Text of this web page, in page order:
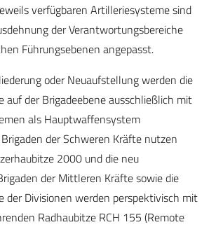
verfügbaren Artilleriesysteme sind
der Verantwortungsbereiche
Führungsebenen angepasst.
oder Neuaufstellung werden die
auf der Brigadeebene ausschließlich mit
als Hauptwaffensystem
der Schweren Kräfte nutzen
2000 und die neu
der Mittleren Kräfte sowie die
der Divisionen werden perspektivisch mit
Radhaubitze RCH 155 (Remote